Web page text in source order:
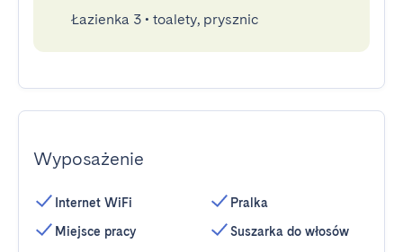
Łazienka 3 • toalety, prysznic
Wyposażenie
Internet WiFi
Miejsce pracy
Pralka
Suszarka do włosów